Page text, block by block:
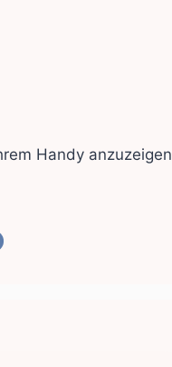
Handy anzuzeigen